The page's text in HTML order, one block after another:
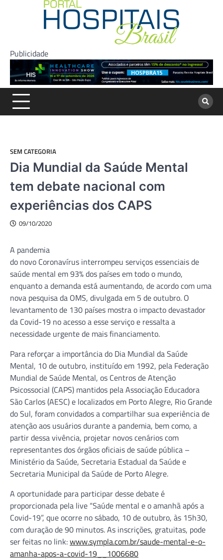
Publicidade
SEM CATEGORIA
Dia Mundial da Saúde Mental
tem debate nacional com
experiências dos CAPS
09/10/2020
A pandemia
do novo Coronavírus interrompeu serviços essenciais de
saúde mental em 93% dos países em todo o mundo,
enquanto a demanda está aumentando, de acordo com uma
nova pesquisa da OMS, divulgada em 5 de outubro. O
levantamento de 130 países mostra o impacto devastador
da Covid-19 no acesso a esse serviço e ressalta a
necessidade urgente de mais financiamento.
Para reforçar a importância do Dia Mundial da Saúde
Mental, 10 de outubro, instituído em 1992, pela Federação
Mundial de Saúde Mental, os Centros de Atenção
Psicossocial (CAPS) mantidos pela Associação Educadora
São Carlos (AESC) e localizados em Porto Alegre, Rio Grande
do Sul, foram convidados a compartilhar sua experiência de
atenção aos usuários durante a pandemia, bem como, a
partir dessa vivência, projetar novos cenários com
representantes dos órgãos oficiais de saúde pública –
Ministério da Saúde, Secretaria Estadual da Saúde e
Secretaria Municipal da Saúde de Porto Alegre.
A oportunidade para participar desse debate é
proporcionada pela live “Saúde mental e o amanhã após a
Covid-19”, que ocorre no sábado, 10 de outubro, às 15h30,
com duração de 90 minutos. As inscrições, gratuitas, pode
ser feitas no link:www.sympla.com.br/saude-mental-e-o-
amanha-apos-a-covid-19__1006680